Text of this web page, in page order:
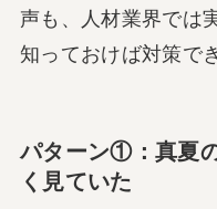
声も、人材業界では
知っておけば対策で
パターン①：真夏
く見ていた